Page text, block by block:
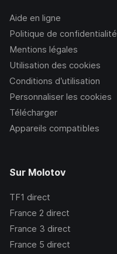
Aide en ligne
Politique de confidentialité
Mentions légales
Utilisation des cookies
Conditions d’utilisation
Personnaliser les cookies
Télécharger
Appareils compatibles
Sur Molotov
TF1 direct
France 2 direct
France 3 direct
France 5 direct